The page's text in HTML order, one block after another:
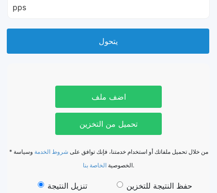
pps
يتحول
اضف ملف
تحميل من التخزين
* من خلال تحميل ملفاتك أو استخدام خدمتنا، فإنك توافق على شروط الخدمة وسياسة
الخصوصية الخاصة بنا .
تنزيل النتيجة حفظ النتيجة للتخزين